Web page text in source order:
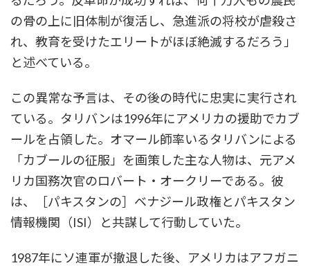
の骨の上に旧体制が復活し、急進派の将校が虐殺さ
れ、教育を受けたエリートがほぼ絶滅するだろう」
と述べている。
この異常な予言は、その後の時代に忠実に実行され
ている。タリバンは1996年にアメリカの援助でカブ
ールを占領した。オマール師率いるタリバンによる
「カブールの征服」を画策した主な人物は、元アメ
リカ国務次官のロバート・オークリーである。彼
は、［パキスタンの］ベナジール政権とパキスタン
情報機関（ISI）と共謀して行動していた。
1987年にソ連軍が撤退した後、アメリカはアフガニ